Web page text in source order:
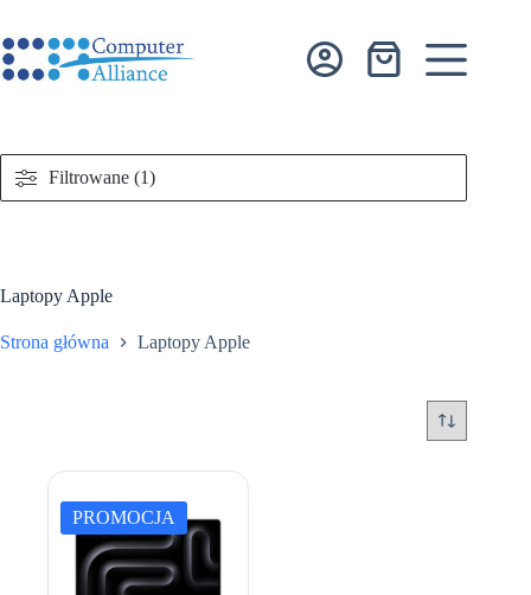
treści
Koszyk
Laptopy Apple
Strona główna Laptopy Apple
PROMOCJA
Filtrowane (1)